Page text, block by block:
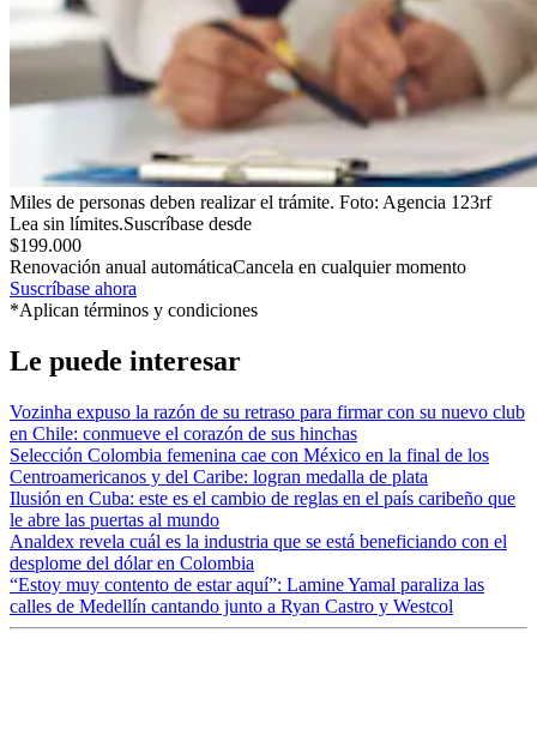
Miles de personas deben realizar el trámite. Foto: Agencia 123rf
Lea sin límites.Suscríbase desde
$199.000
Renovación anual automáticaCancela en cualquier momento
Suscríbase ahora
*Aplican términos y condiciones
Le puede interesar
Vozinha expuso la razón de su retraso para firmar con su nuevo club
en Chile: conmueve el corazón de sus hinchas
Selección Colombia femenina cae con México en la final de los
Centroamericanos y del Caribe: logran medalla de plata
Ilusión en Cuba: este es el cambio de reglas en el país caribeño que
le abre las puertas al mundo
Analdex revela cuál es la industria que se está beneficiando con el
desplome del dólar en Colombia
“Estoy muy contento de estar aquí”: Lamine Yamal paraliza las
calles de Medellín cantando junto a Ryan Castro y Westcol